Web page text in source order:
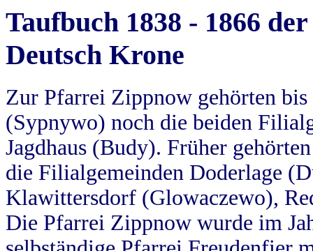
Taufbuch 1838 - 1866
Deutsch Krone
Zur Pfarrei Zippnow gehörten
(Sypnywo) noch die beiden
Jagdhaus (Budy). Früher
die Filialgemeinden Doderlage
Klawittersdorf (Glowaczewo),
Die Pfarrei Zippnow wurde im